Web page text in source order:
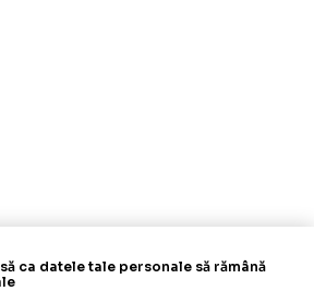
ca datele tale personale să rămână